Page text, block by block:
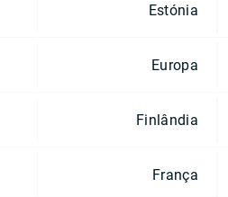
Estónia
Europa
Finlândia
França